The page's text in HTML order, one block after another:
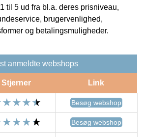
til 5 ud fra bl.a. deres prisniveau,
brugervenlighed,
og betalingsmuligheder.
anmeldte webshops
Stjerner Link
Besøg webshop
Besøg webshop